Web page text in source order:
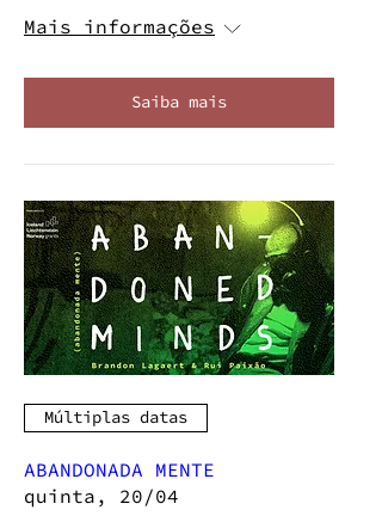
Mais informações
Saiba mais
Múltiplas datas
ABANDONADA MENTE
quinta, 20/04